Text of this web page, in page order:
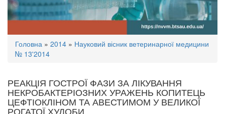
Ви
тут
Головна » 2014 » Науковий вісник ветеринарної медицини
№ 13'2014
РЕАКЦІЯ ГОСТРОЇ ФАЗИ ЗА ЛІКУВАННЯ
НЕКРОБАКТЕРІОЗНИХ УРАЖЕНЬ КОПИТЕЦЬ
ЦЕФТІОКЛІНОМ ТА АВЕСТИМОМ У ВЕЛИКОЇ
РОГАТОЇ ХУДОБИ